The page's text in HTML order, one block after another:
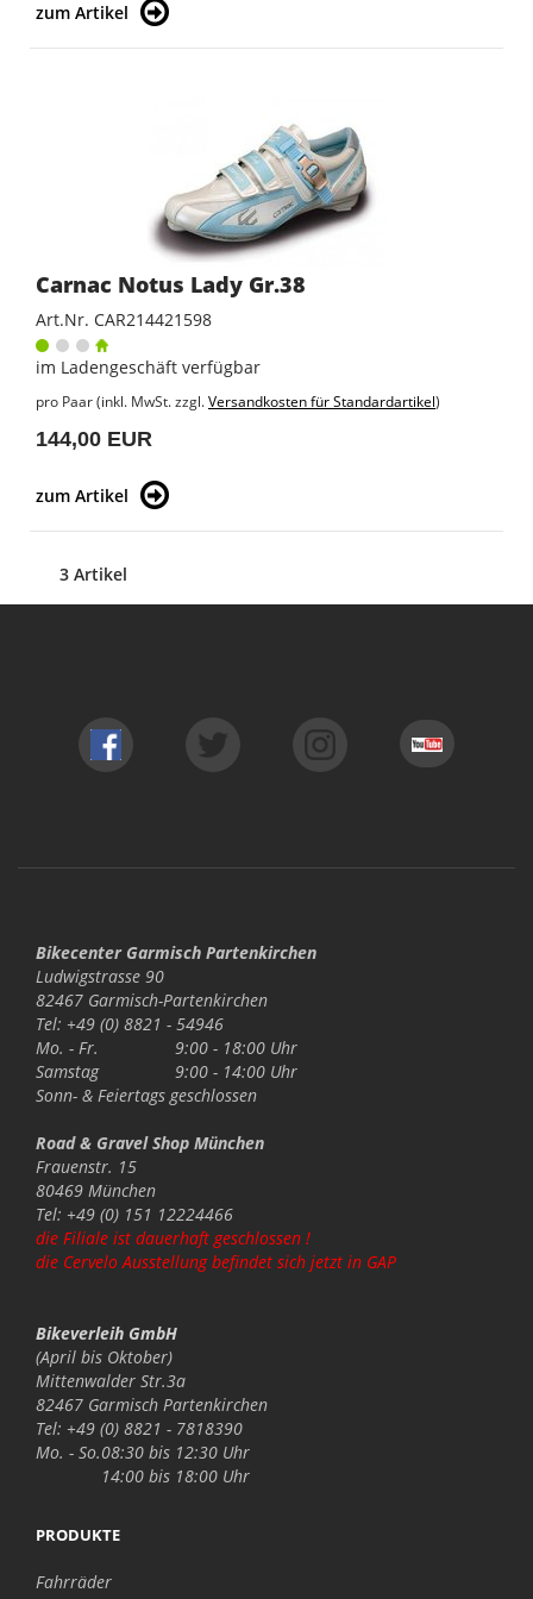
zum Artikel
Carnac Notus Lady Gr.38
Art.Nr. CAR214421598
im Ladengeschäft verfügbar
pro Paar (inkl. MwSt. zzgl.Versandkosten für Standardartikel)
144,00 EUR
zum Artikel
3 Artikel
Bikecenter Garmisch Partenkirchen
Ludwigstrasse 90
82467 Garmisch-Partenkirchen
Tel: +49 (0) 8821 - 54946
Mo. - Fr.
9:00 - 18:00 Uhr
Samstag
9:00 - 14:00 Uhr
Sonn- & Feiertagsgeschlossen
Road & Gravel Shop München
Frauenstr. 15
80469 München
Tel: +49 (0) 151 12224466
die Filiale ist dauerhaft geschlossen !
die Cervelo Ausstellung befindet sich jetzt in GAP
Bikeverleih GmbH
(April bis Oktober)
Mittenwalder Str.3a
82467 Garmisch Partenkirchen
Tel: +49 (0) 8821 - 7818390
Mo. - So.08:30 bis 12:30 Uhr
14:00 bis 18:00 Uhr
PRODUKTE
Fahrräder